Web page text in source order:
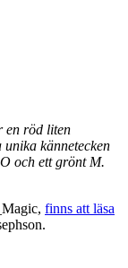
en röd liten
kännetecken
och ett grönt M.
finns att läsa